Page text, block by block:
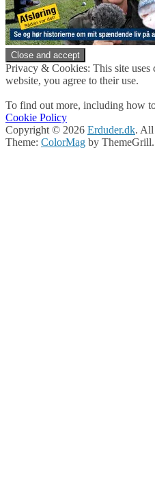
Privacy & Cookies: This site
website, you agree to their use.
To find out more, including how
Cookie Policy
Copyright © 2026 Erduder.dk. All
Theme: ColorMag by